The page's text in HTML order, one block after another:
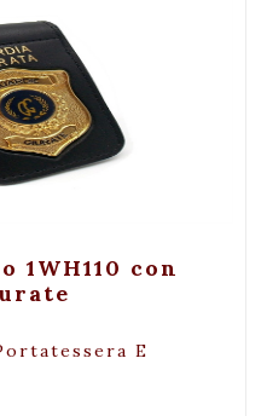
1WH110 con
E